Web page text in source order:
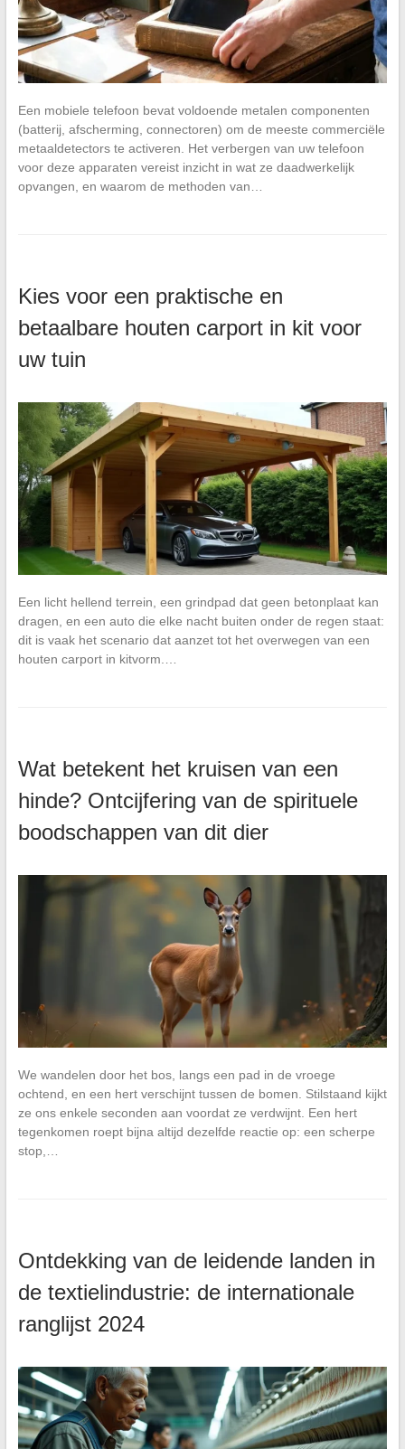
Een mobiele telefoon bevat voldoende metalen componenten
(batterij, afscherming, connectoren) om de meeste commerciële
metaaldetectors te activeren. Het verbergen van uw telefoon
voor deze apparaten vereist inzicht in wat ze daadwerkelijk
opvangen, en waarom de methoden van…
Kies voor een praktische en
betaalbare houten carport in kit voor
uw tuin
Een licht hellend terrein, een grindpad dat geen betonplaat kan
dragen, en een auto die elke nacht buiten onder de regen staat:
dit is vaak het scenario dat aanzet tot het overwegen van een
houten carport in kitvorm.…
Wat betekent het kruisen van een
hinde? Ontcijfering van de spirituele
boodschappen van dit dier
We wandelen door het bos, langs een pad in de vroege
ochtend, en een hert verschijnt tussen de bomen. Stilstaand kijkt
ze ons enkele seconden aan voordat ze verdwijnt. Een hert
tegenkomen roept bijna altijd dezelfde reactie op: een scherpe
stop,…
Ontdekking van de leidende landen in
de textielindustrie: de internationale
ranglijst 2024